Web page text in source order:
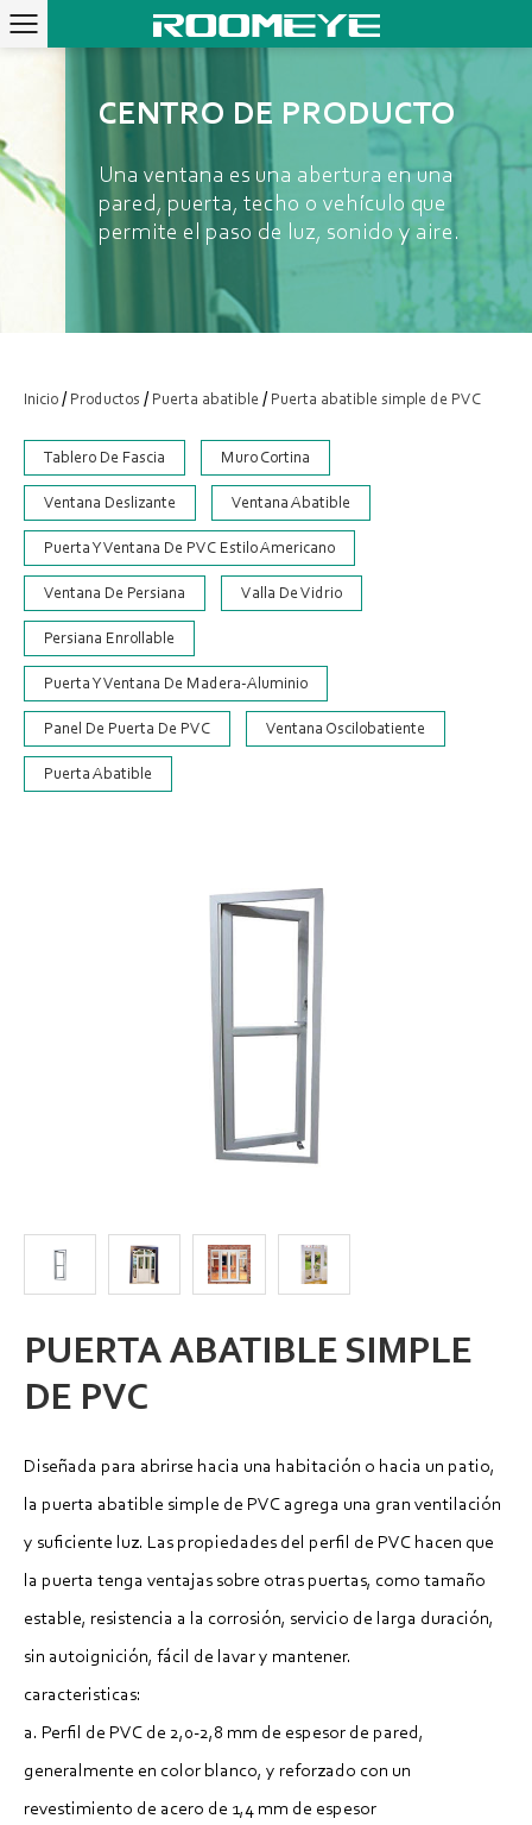
CENTRO DE PRODUCTO
Una ventana es una abertura en una
pared, puerta, techo o vehículo que
permite el paso de luz, sonido y aire.
Inicio/Productos /Puerta abatible /Puerta abatible simple de PVC
Tablero De Fascia Muro Cortina
Ventana Deslizante Ventana Abatible
Puerta Y Ventana De PVC Estilo Americano
Ventana De Persiana Valla De Vidrio
Persiana Enrollable
Puerta Y Ventana De Madera-Aluminio
Panel De Puerta De PVC Ventana Oscilobatiente
Puerta Abatible
PUERTA ABATIBLE SIMPLE
DE PVC
Diseñada para abrirse hacia una habitación o hacia un patio,
la puerta abatible simple de PVC agrega una gran ventilación
y suficiente luz. Las propiedades del perfil de PVC hacen que
la puerta tenga ventajas sobre otras puertas, como tamaño
estable, resistencia a la corrosión, servicio de larga duración,
sin autoignición, fácil de lavar y mantener.
caracteristicas:
a. Perfil de PVC de 2,0-2,8 mm de espesor de pared,
generalmente en color blanco, y reforzado con un
revestimiento de acero de 1,4 mm de espesor